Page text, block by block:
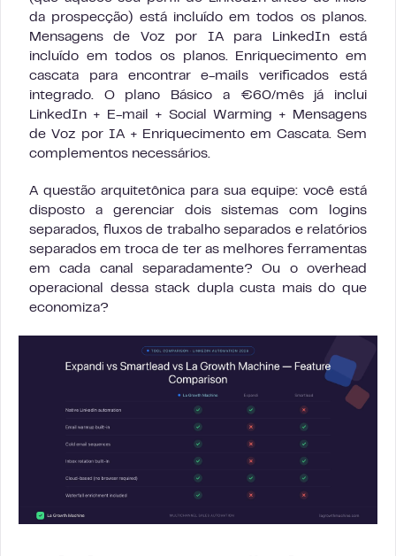
da prospecção) está incluído em todos os planos.
Mensagens de Voz por IA para LinkedIn está
incluído em todos os planos. Enriquecimento em
cascata para encontrar e-mails verificados está
integrado. O plano Básico a €60/mês já inclui
LinkedIn + E-mail + Social Warming + Mensagens
de Voz por IA + Enriquecimento em Cascata. Sem
complementos necessários.
A questão arquitetônica para sua equipe: você está
disposto a gerenciar dois sistemas com logins
separados, fluxos de trabalho separados e relatórios
separados em troca de ter as melhores ferramentas
em cada canal separadamente? Ou o overhead
operacional dessa stack dupla custa mais do que
economiza?